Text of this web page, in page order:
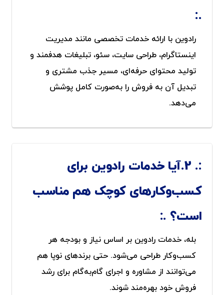
رادوین با ارائه خدمات تخصصی مانند مدیریت
اینستاگرام، طراحی سایت، سئو، تبلیغات هدفمند و
تولید محتوای حرفه‌ای، مسیر جذب مشتری و
تبدیل آن به فروش را به‌صورت کامل پوشش
می‌دهد.
2.آیا خدمات رادوین برای
کسب‌وکارهای کوچک هم مناسب
است؟
بله، خدمات رادوین بر اساس نیاز و بودجه هر
کسب‌وکار طراحی می‌شود. حتی برندهای نوپا هم
می‌توانند از مشاوره و اجرای گام‌به‌گام برای رشد
فروش خود بهره‌مند شوند.